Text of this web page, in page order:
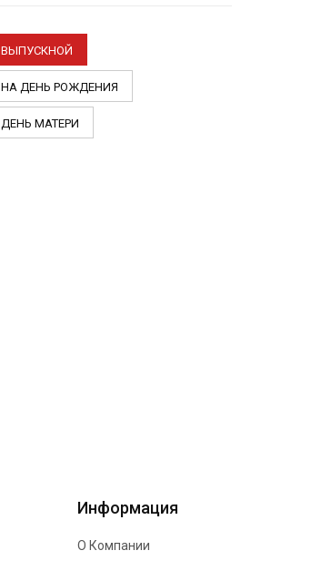
ВЫПУСКНОЙ
НА ДЕНЬ РОЖДЕНИЯ
ДЕНЬ МАТЕРИ
Информация
О Компании